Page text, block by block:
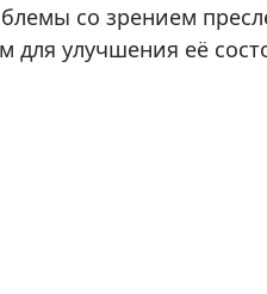
со зрением
улучшения её